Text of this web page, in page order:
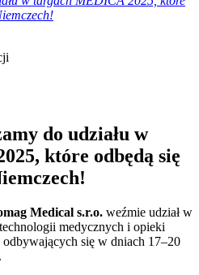
do udziału w
które odbędą się
Medical s.r.o. weźmie udział w
medycznych i opieki
odbywających się w dniach 17–20